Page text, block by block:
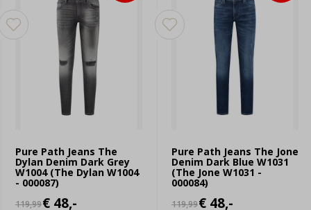
Pure Path Jeans The
Dylan Denim Dark Grey
W1004 (The Dylan W1004
- 000087)
119,99€ 48,-
Pure Path Jeans The Jone
Denim Dark Blue W1031
(The Jone W1031 -
000084)
119,99€ 48,-